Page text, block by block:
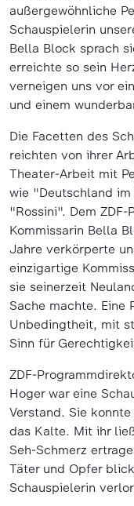
außergewöhnliche
Schauspielerin
Bella Block sprach
erreichte so sein
verneigen uns vor
und einem
Die Facetten des
reichten von ihrer
Theater-Arbeit mit
wie "Deutschland
"Rossini". Dem
Kommissarin Bella
Jahre verkörperte
einzigartige
sie seinerzeit
Sache machte. Eine
Unbedingtheit, mit
Sinn für
ZDF-
Hoger war eine
Verstand. Sie
das Kalte. Mit ihr
Seh-Schmerz
Täter und Opfer
Schauspielerin